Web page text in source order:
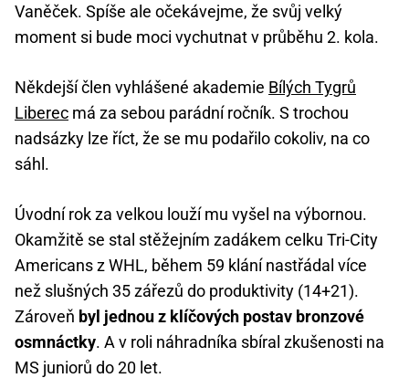
Vaněček. Spíše ale očekávejme, že svůj velký
moment si bude moci vychutnat v průběhu 2. kola.
Někdejší člen vyhlášené akademie Bílých Tygrů
Liberec má za sebou parádní ročník. S trochou
nadsázky lze říct, že se mu podařilo cokoliv, na co
sáhl.
Úvodní rok za velkou louží mu vyšel na výbornou.
Okamžitě se stal stěžejním zadákem celku Tri-City
Americans z WHL, během 59 klání nastřádal více
než slušných 35 zářezů do produktivity (14+21).
Zároveň byl jednou z klíčových postav bronzové
osmnáctky. A v roli náhradníka sbíral zkušenosti na
MS juniorů do 20 let.